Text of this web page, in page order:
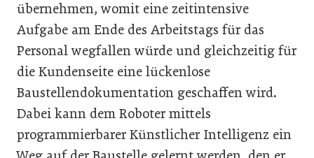
übernehmen, womit eine zeitintensive
Aufgabe am Ende des Arbeitstags für das
Personal wegfallen würde und gleichzeitig für
die Kundenseite eine lückenlose
Baustellendokumentation geschaffen wird.
Dabei kann dem Roboter mittels
programmierbarer Künstlicher Intelligenz ein